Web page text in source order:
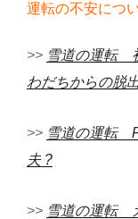
運転の不安につ
>> 雪道の運転
わだちからの脱
>> 雪道の運転
夫 ?
>> 雪道の運転